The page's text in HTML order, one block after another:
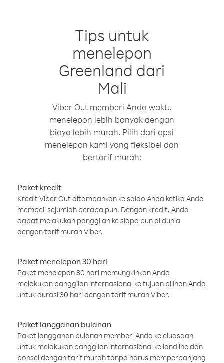
Tips untuk
menelepon
Greenland dari
Mali
Viber Out memberi Anda waktu
menelepon lebih banyak dengan
biaya lebih murah. Pilih dari opsi
menelepon kami yang fleksibel dan
bertarif murah:
Paket kredit
Kredit Viber Out ditambahkan ke saldo Anda ketika Anda
membeli sejumlah berapa pun. Dengan kredit, Anda
dapat melakukan panggilan ke siapa pun di dunia
dengan tarif murah Viber.
Paket menelepon 30 hari
Paket menelepon 30 hari memungkinkan Anda
melakukan panggilan internasional ke tujuan pilihan Anda
untuk durasi 30 hari dengan tarif murah Viber.
Paket langganan bulanan
Paket langganan bulanan memberi Anda keleluasaan
untuk melakukan panggilan internasional ke landline dan
ponsel dengan tarif murah tanpa harus memperpanjang